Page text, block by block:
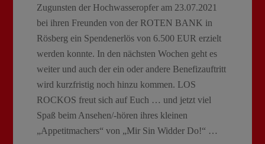
Zugunsten der Hochwasseropfer am 23.07.2021
bei ihren Freunden von der ROTEN BANK in
Rösberg ein Spendenerlös von 6.500 EUR erzielt
werden konnte. In den nächsten Wochen geht es
weiter und auch der ein oder andere Benefizauftritt
wird kurzfristig noch hinzu kommen. LOS
ROCKOS freut sich auf Euch … und jetzt viel
Spaß beim Ansehen/-hören ihres kleinen
„Appetitmachers“ von „Mir Sin Widder Do!“ …